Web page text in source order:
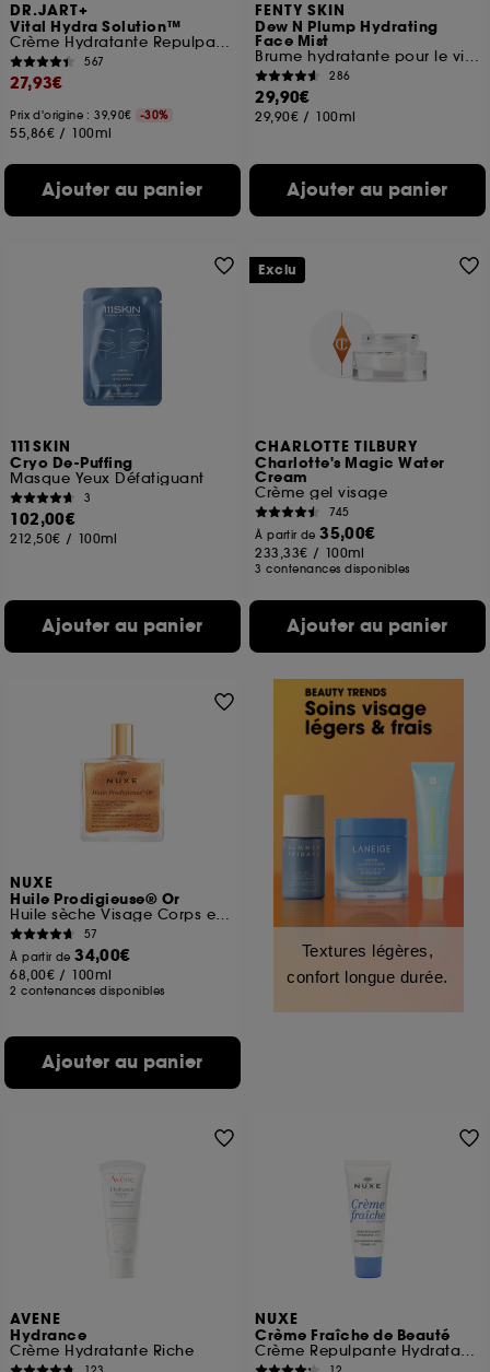
DR.JART+
Vital Hydra Solution™
Crème Hydratante Repulpante Hydro-Plump
567
27,93€
Prix d'origine : 39,90€ -30%
55,86€ / 100ml
Ajouter au panier
FENTY SKIN
Dew N Plump Hydrating
Face Mist
Brume hydratante pour le visage
286
29,90€
29,90€ / 100ml
Ajouter au panier
111SKIN
Cryo De-Puffing
Masque Yeux Défatiguant
3
102,00€
212,50€ / 100ml
Ajouter au panier
CHARLOTTE TILBURY
Charlotte's Magic Water
Cream
Crème gel visage
745
À partir de35,00€
233,33€ / 100ml
3 contenances disponibles
Ajouter au panier
Exclu
NUXE
Huile Prodigieuse® Or
Huile sèche Visage Corps et Cheveux
57
À partir de34,00€
68,00€ / 100ml
2 contenances disponibles
Ajouter au panier
Textures légères,
confort longue durée.
AVENE
Hydrance
Crème Hydratante Riche
NUXE
Crème Fraîche de Beauté
Crème Repulpante Hydratante 48h